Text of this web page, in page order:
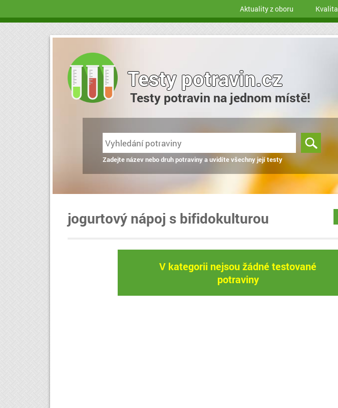
Aktuality z oboru Kvalita
Testy potravin.cz
Testy potravin na jednom místě!
Zadejte název nebo druh potraviny a uvidíte všechny její testy
jogurtový nápoj s bifidokulturou
V kategorii nejsou žádné testované
potraviny